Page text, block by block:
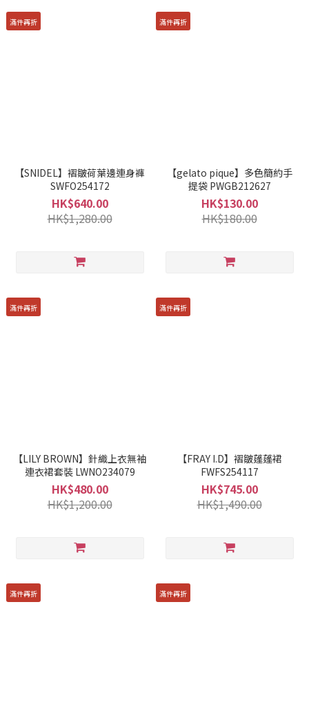
滿件再折
【SNIDEL】褶皺荷葉邊連身褲
SWFO254172
HK$640.00
HK$1,280.00
滿件再折
【gelato pique】多色簡約手
提袋 PWGB212627
HK$130.00
HK$180.00
滿件再折
【LILY BROWN】針織上衣無袖
連衣裙套裝 LWNO234079
HK$480.00
HK$1,200.00
滿件再折
【FRAY I.D】褶皺蓬蓬裙
FWFS254117
HK$745.00
HK$1,490.00
滿件再折 滿件再折